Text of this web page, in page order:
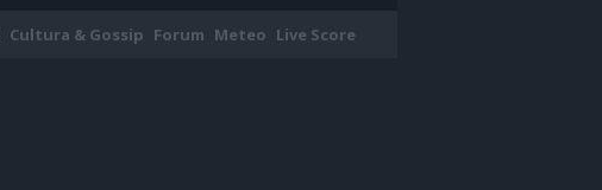
Cultura & Gossip Forum Meteo Live Score